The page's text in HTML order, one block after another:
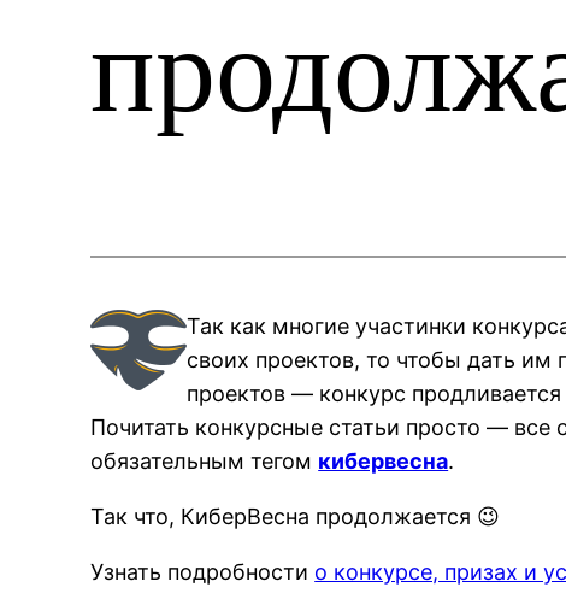
Так как многие участинки
своих проектов, то чтобы дать
проектов — конкурс
Почитать конкурсные статьи просто — все
обязательным тегом кибервесна.
Так что, КиберВесна продолжается 😉
Узнать подробности о конкурсе, призах и